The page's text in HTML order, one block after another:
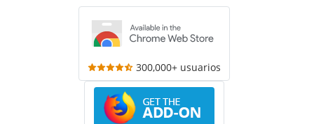
300,000+ usuarios